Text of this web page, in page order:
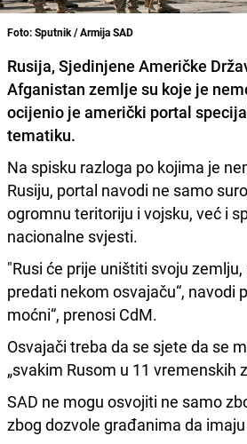
Foto: Sputnik / Armija SAD
Rusija, Sjedinjene Američke
Afganistan zemlje su koje je
ocijenio je američki portal
tematiku.
Na spisku razloga po kojima je
Rusiju, portal navodi ne samo
ogromnu teritoriju i vojsku, već i
nacionalne svjesti.
"Rusi će prije uništiti svoju
predati nekom osvajaču“, navodi
moćni“, prenosi CdM.
Osvajači treba da se sjete da se
„svakim Rusom u 11 vremenskih
SAD ne mogu osvojiti ne samo
zbog dozvole građanima da